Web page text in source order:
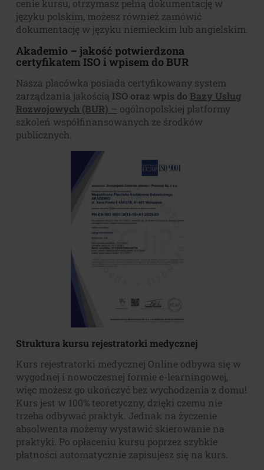
cenie kursu, otrzymasz pełną dokumentację w
języku polskim, możesz również zamówić
dokumentację w języku niemieckim lub angielskim.
Akademio – jakość potwierdzona
certyfikatem ISO i wpisem do BUR
Nasza placówka posiada certyfikowany system
zarządzania jakością ISO oraz wpis do Bazy Usług
Rozwojowych (BUR) – ogólnopolskiej platformy
szkoleń współfinansowanych ze środków
publicznych.
Struktura kursu rejestratorki medycznej
Kurs rejestratorki medycznej Online odbywa się w
wygodnej i nowoczesnej formie e-learningowej,
więc możesz go ukończyć bez wychodzenia z domu!
Kurs jest w 100% teoretyczny, dzięki czemu nie
trzeba odbywać praktyk. Jednak na życzenie
absolwenta możemy wystawić skierowanie na
praktyki. Po opłaceniu kursu poprzez szybkie
płatności automatycznie zapisujesz się na kurs.